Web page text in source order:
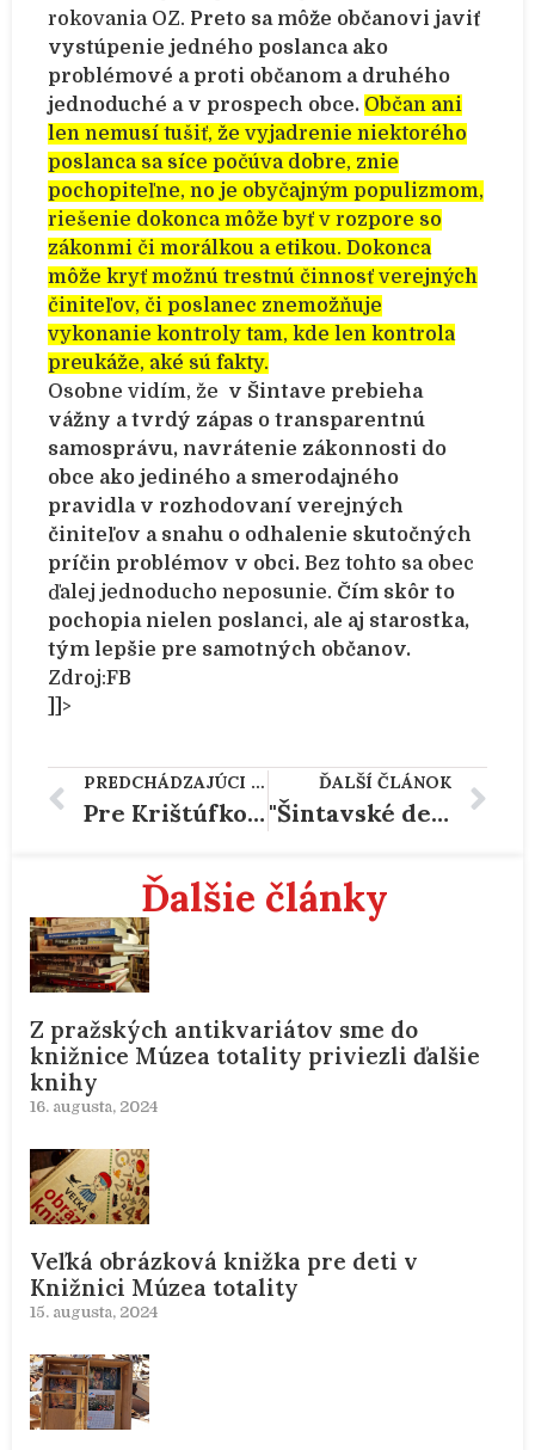
rokovania OZ. Preto sa môže občanovi javiť
vystúpenie jedného poslanca ako
problémové a proti občanom a druhého
jednoduché a v prospech obce. Občan ani
len nemusí tušiť, že vyjadrenie niektorého
poslanca sa síce počúva dobre, znie
pochopiteľne, no je obyčajným populizmom,
riešenie dokonca môže byť v rozpore so
zákonmi či morálkou a etikou. Dokonca
môže kryť možnú trestnú činnosť verejných
činiteľov, či poslanec znemožňuje
vykonanie kontroly tam, kde len kontrola
preukáže, aké sú fakty.
Osobne vidím, že v Šintave prebieha
vážny a tvrdý zápas o transparentnú
samosprávu, navrátenie zákonnosti do
obce ako jediného a smerodajného
pravidla v rozhodovaní verejných
činiteľov a snahu o odhalenie skutočných
príčin problémov v obci. Bez tohto sa obec
ďalej jednoducho neposunie. Čím skôr to
pochopia nielen poslanci, ale aj starostka,
tým lepšie pre samotných občanov.
Zdroj:FB
]]>
PREDCHÁDZAJÚCI ČLÁNOK
Pre Krištúfkovú nie je najväčším problémom stretnutie s Kočnerom na jeho jachte, ale tajenie tejto skutočnosti.
ĎALŠÍ ČLÁNOK
"Šintavské deti bezpečne na prázdniny" – už v piatok počas dňa akcia pre deti zo Šintavy
Ďalšie články
Z pražských antikvariátov sme do
knižnice Múzea totality priviezli ďalšie
knihy
16. augusta, 2024
Veľká obrázková knižka pre deti v
Knižnici Múzea totality
15. augusta, 2024